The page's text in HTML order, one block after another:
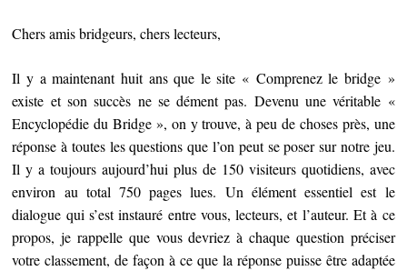
Chers amis bridgeurs, chers lecteurs,
Il y a maintenant huit ans que le site « Comprenez le bridge »
existe et son succès ne se dément pas. Devenu une véritable «
Encyclopédie du Bridge », on y trouve, à peu de choses près, une
réponse à toutes les questions que l’on peut se poser sur notre jeu.
Il y a toujours aujourd’hui plus de 150 visiteurs quotidiens, avec
environ au total 750 pages lues. Un élément essentiel est le
dialogue qui s’est instauré entre vous, lecteurs, et l’auteur. Et à ce
propos, je rappelle que vous devriez à chaque question préciser
votre classement, de façon à ce que la réponse puisse être adaptée